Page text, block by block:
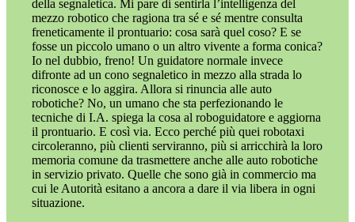
della segnaletica. Mi pare di sentirla l’intelligenza del
mezzo robotico che ragiona tra sé e sé mentre consulta
freneticamente il prontuario: cosa sarà quel coso? E se
fosse un piccolo umano o un altro vivente a forma conica?
Io nel dubbio, freno! Un guidatore normale invece
difronte ad un cono segnaletico in mezzo alla strada lo
riconosce e lo aggira. Allora si rinuncia alle auto
robotiche? No, un umano che sta perfezionando le
tecniche di I.A. spiega la cosa al roboguidatore e aggiorna
il prontuario. E così via. Ecco perché più quei robotaxi
circoleranno, più clienti serviranno, più si arricchirà la loro
memoria comune da trasmettere anche alle auto robotiche
in servizio privato. Quelle che sono già in commercio ma
cui le Autorità esitano a ancora a dare il via libera in ogni
situazione.